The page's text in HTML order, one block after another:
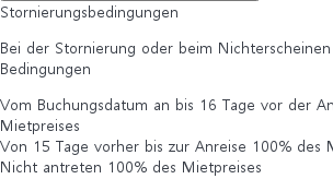
Stornierungsbedingungen
Bei der Stornierung oder beim
Bedingungen
Vom Buchungsdatum an bis 16 Tage vor der
Mietpreises
Von 15 Tage vorher bis zur Anreise 100% des
Nicht antreten 100% des Mietpreises